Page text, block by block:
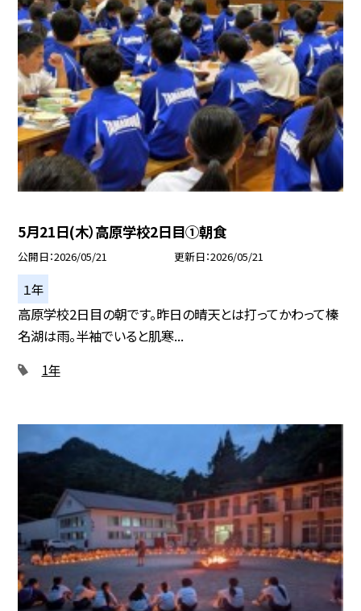
5月21日(木）高原学校2日目①朝食
公開日 2026/05/21 更新日 2026/05/21
１年
高原学校2日目の朝です。昨日の晴天とは打ってかわって榛
名湖は雨。半袖でいると肌寒...
1年